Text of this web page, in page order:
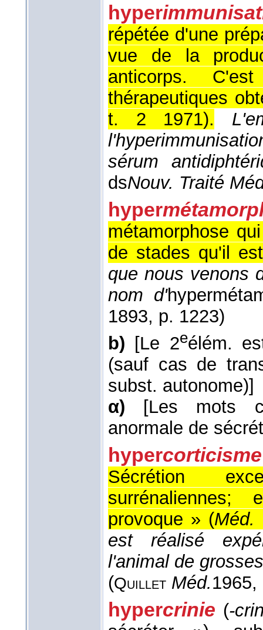
hyper
répétée d'une
vue de la
anticorps.
thérapeutiques
t. 2 1971).
sérum
dsNouv. Traité
hyper
métamorphose
de stades qu'il
que nous venons
nom d'
1893, p. 1223)
b) [Le 2eélém.
(sauf cas de
subst. autonome)]
α)
[Les mots
anormale de
hypercorticisme
Sécrétion
surrénaliennes;
provoque » (
est réalisé
l'animal de
(Quillet Méd.1965,
hypercrinie (-